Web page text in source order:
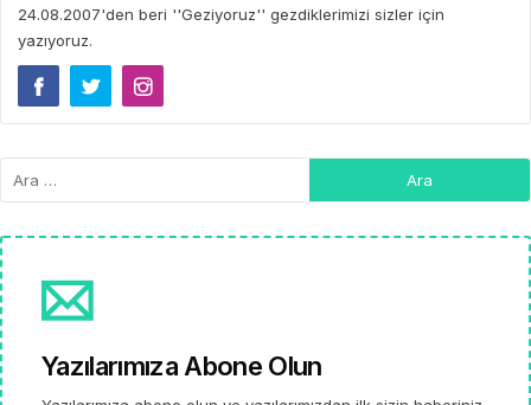
24.08.2007'den beri ''Geziyoruz'' gezdiklerimizi sizler için
yazıyoruz.
Yazılarımıza Abone Olun